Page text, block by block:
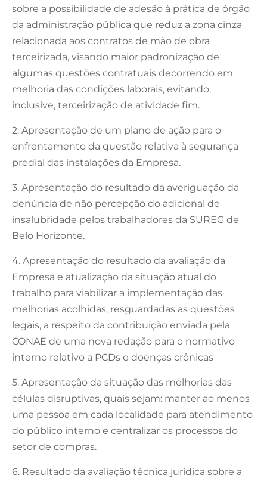
sobre a possibilidade de adesão à prática de órgão
da administração pública que reduz a zona cinza
relacionada aos contratos de mão de obra
terceirizada, visando maior padronização de
algumas questões contratuais decorrendo em
melhoria das condições laborais, evitando,
inclusive, terceirização de atividade fim.
2. Apresentação de um plano de ação para o
enfrentamento da questão relativa à segurança
predial das instalações da Empresa.
3. Apresentação do resultado da averiguação da
denúncia de não percepção do adicional de
insalubridade pelos trabalhadores da SUREG de
Belo Horizonte.
4. Apresentação do resultado da avaliação da
Empresa e atualização da situação atual do
trabalho para viabilizar a implementação das
melhorias acolhidas, resguardadas as questões
legais, a respeito da contribuição enviada pela
CONAE de uma nova redação para o normativo
interno relativo a PCDs e doenças crônicas
5. Apresentação da situação das melhorias das
células disruptivas, quais sejam: manter ao menos
uma pessoa em cada localidade para atendimento
do público interno e centralizar os processos do
setor de compras.
6. Resultado da avaliação técnica jurídica sobre a